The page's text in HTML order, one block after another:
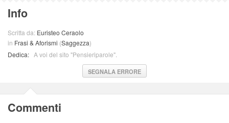
Info
Scritta da: Euristeo Ceraolo
in Frasi & Aforismi (Saggezza)
Dedica: A voi del sito "Pensieriparole".
SEGNALA ERRORE
Commenti